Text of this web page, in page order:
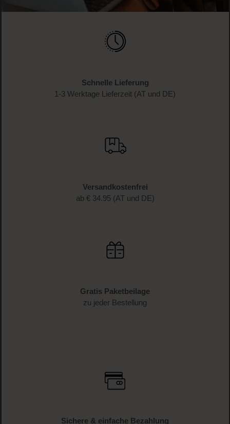
Schnelle Lieferung
1-3 Werktage Lieferzeit (AT und DE)
Versandkostenfrei
ab € 34.95 (AT und DE)
Gratis Paketbeilage
zu jeder Bestellung
Sichere & einfache Bezahlung